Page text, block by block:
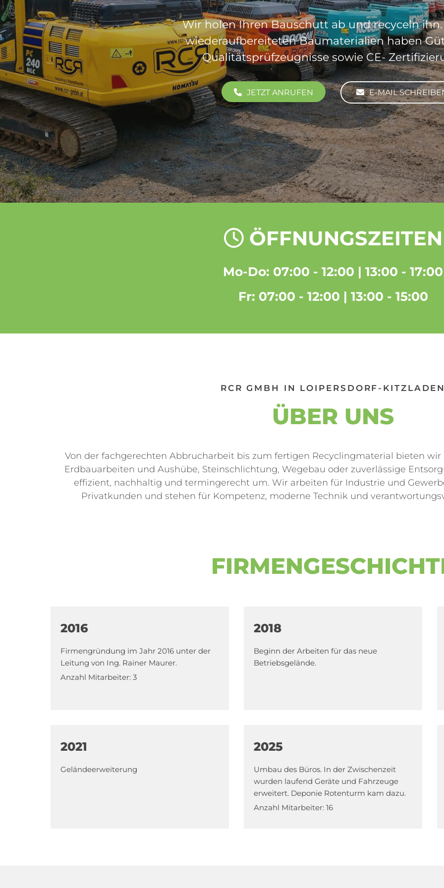
Wir holen Ihren Bauschutt ab und recyceln ihn.
wiederaufbereiteten Baumaterialien haben
Qualitätsprüfzeugnisse sowie CE-
JETZT ANRUFEN E-MAIL
ÖFFNUNGSZEITEN
Mo-Do: 07:00 - 12:00 | 13:00 - 17:00
Fr: 07:00 - 12:00 | 13:00 - 15:00
RCR GMBH IN LOIPERSDORF-
ÜBER UNS
Von der fachgerechten Abbrucharbeit bis zum fertigen Recyclingmaterial bieten
Erdbauarbeiten und Aushübe, Steinschlichtung, Wegebau oder zuverlässige
effizient, nachhaltig und termingerecht um. Wir arbeiten für Industrie und
Privatkunden und stehen für Kompetenz, moderne Technik und
2016
Firmengründung im Jahr 2016 unter der
Leitung von Ing. Rainer Maurer.
Anzahl Mitarbeiter: 3
2018
Beginn der Arbeiten für das neue
Betriebsgelände.
2021
Geländeerweiterung
2025
Umbau des Büros. In der Zwischenzeit
wurden laufend Geräte und Fahrzeuge
erweitert. Deponie Rotenturm kam dazu.
Anzahl Mitarbeiter: 16